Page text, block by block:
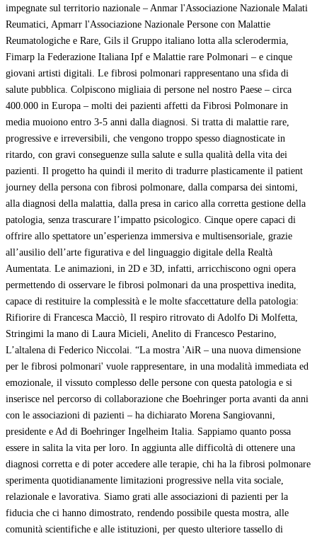
impegnate sul territorio nazionale – Anmar l'Associazione Nazionale Malati
Reumatici, Apmarr l'Associazione Nazionale Persone con Malattie
Reumatologiche e Rare, Gils il Gruppo italiano lotta alla sclerodermia,
Fimarp la Federazione Italiana Ipf e Malattie rare Polmonari – e cinque
giovani artisti digitali. Le fibrosi polmonari rappresentano una sfida di
salute pubblica. Colpiscono migliaia di persone nel nostro Paese – circa
400.000 in Europa – molti dei pazienti affetti da Fibrosi Polmonare in
media muoiono entro 3-5 anni dalla diagnosi. Si tratta di malattie rare,
progressive e irreversibili, che vengono troppo spesso diagnosticate in
ritardo, con gravi conseguenze sulla salute e sulla qualità della vita dei
pazienti. Il progetto ha quindi il merito di tradurre plasticamente il patient
journey della persona con fibrosi polmonare, dalla comparsa dei sintomi,
alla diagnosi della malattia, dalla presa in carico alla corretta gestione della
patologia, senza trascurare l’impatto psicologico. Cinque opere capaci di
offrire allo spettatore un’esperienza immersiva e multisensoriale, grazie
all’ausilio dell’arte figurativa e del linguaggio digitale della Realtà
Aumentata. Le animazioni, in 2D e 3D, infatti, arricchiscono ogni opera
permettendo di osservare le fibrosi polmonari da una prospettiva inedita,
capace di restituire la complessità e le molte sfaccettature della patologia:
Rifiorire di Francesca Macciò, Il respiro ritrovato di Adolfo Di Molfetta,
Stringimi la mano di Laura Micieli, Anelito di Francesco Pestarino,
L’altalena di Federico Niccolai. “La mostra 'AiR – una nuova dimensione
per le fibrosi polmonari' vuole rappresentare, in una modalità immediata ed
emozionale, il vissuto complesso delle persone con questa patologia e si
inserisce nel percorso di collaborazione che Boehringer porta avanti da anni
con le associazioni di pazienti – ha dichiarato Morena Sangiovanni,
presidente e Ad di Boehringer Ingelheim Italia. Sappiamo quanto possa
essere in salita la vita per loro. In aggiunta alle difficoltà di ottenere una
diagnosi corretta e di poter accedere alle terapie, chi ha la fibrosi polmonare
sperimenta quotidianamente limitazioni progressive nella vita sociale,
relazionale e lavorativa. Siamo grati alle associazioni di pazienti per la
fiducia che ci hanno dimostrato, rendendo possibile questa mostra, alle
comunità scientifiche e alle istituzioni, per questo ulteriore tassello di